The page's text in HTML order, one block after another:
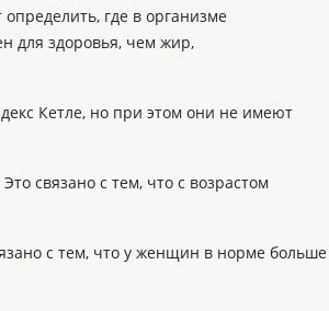
где в организме
для здоровья, чем жир,
Кетле, но при этом они не имеют
связано с тем, что с возрастом
с тем, что у женщин в норме больше